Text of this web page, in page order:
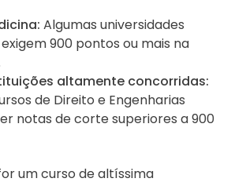
Algumas universidades
900 pontos ou mais na
altamente concorridas:
de Direito e Engenharias
notas de corte superiores a 900
um curso de altíssima